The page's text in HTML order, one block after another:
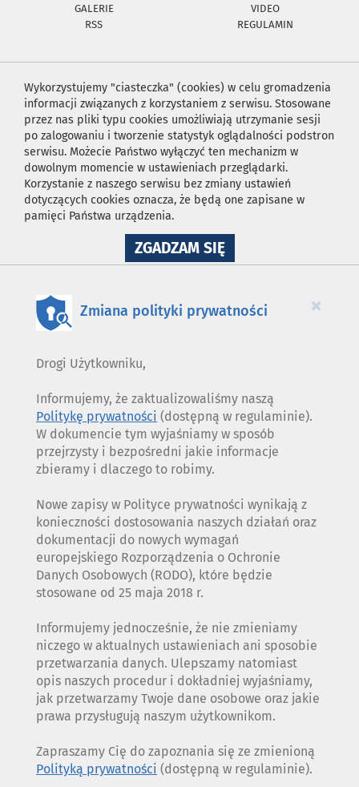
GALERIE
VIDEO
RSS
REGULAMIN
Wykorzystujemy "ciasteczka" (cookies) w celu gromadzenia
informacji związanych z korzystaniem z serwisu. Stosowane
przez nas pliki typu cookies umożliwiają utrzymanie sesji
po zalogowaniu i tworzenie statystyk oglądalności podstron
serwisu. Możecie Państwo wyłączyć ten mechanizm w
dowolnym momencie w ustawieniach przeglądarki.
Korzystanie z naszego serwisu bez zmiany ustawień
dotyczących cookies oznacza, że będą one zapisane w
pamięci Państwa urządzenia.
ZGADZAM SIĘNA
WYKORZYSTANIE
×
Zmiana polityki prywatności
Drogi Użytkowniku,
Informujemy, że zaktualizowaliśmy naszą
Politykę prywatności (dostępną w regulaminie).
W dokumencie tym wyjaśniamy w sposób
przejrzysty i bezpośredni jakie informacje
zbieramy i dlaczego to robimy.
Nowe zapisy w Polityce prywatności wynikają z
konieczności dostosowania naszych działań oraz
dokumentacji do nowych wymagań
europejskiego Rozporządzenia o Ochronie
Danych Osobowych (RODO), które będzie
stosowane od 25 maja 2018 r.
Informujemy jednocześnie, że nie zmieniamy
niczego w aktualnych ustawieniach ani sposobie
przetwarzania danych. Ulepszamy natomiast
opis naszych procedur i dokładniej wyjaśniamy,
jak przetwarzamy Twoje dane osobowe oraz jakie
prawa przysługują naszym użytkownikom.
Zapraszamy Cię do zapoznania się ze zmienioną
Polityką prywatności (dostępną w regulaminie).